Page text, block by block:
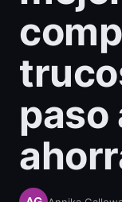
paso